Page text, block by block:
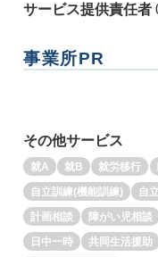
サービス提供責任者
事業所PR
その他サービス
就A 就B 就労移行
自立訓練(機能訓練)
自
計画相談
障がい児相談
日中一時
共同生活援助